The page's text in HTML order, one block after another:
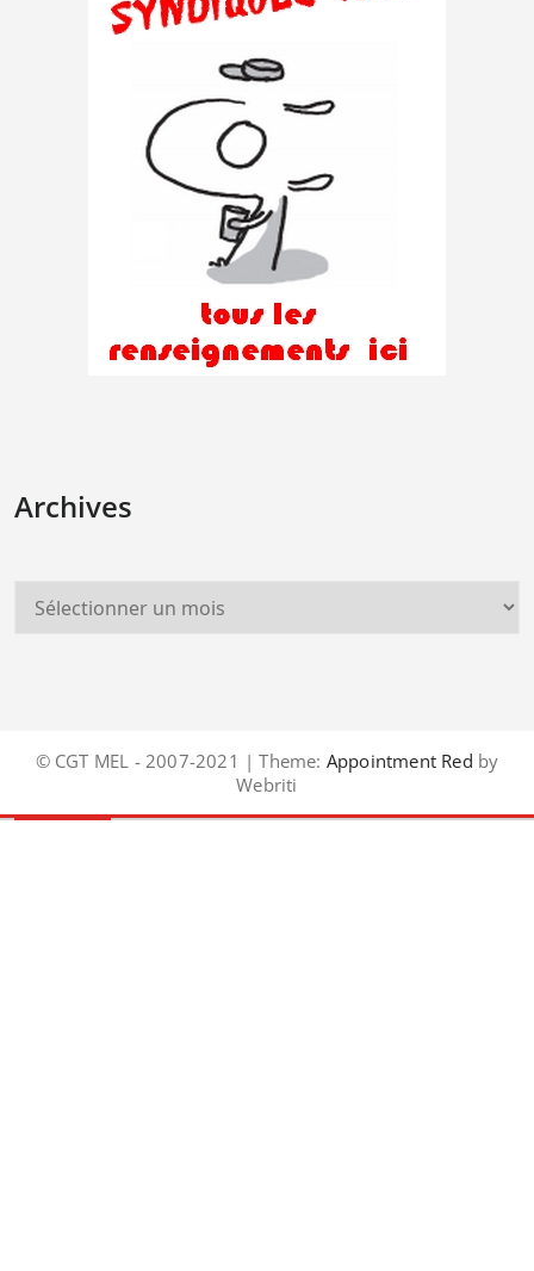
Archives
© CGT MEL - 2007-2021 | Theme: Appointment Red by
Webriti